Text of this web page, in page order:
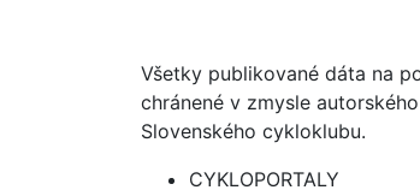
Všetky publikované dáta na
chránené v zmysle
Slovenského cykloklubu.
CYKLOPORTALY